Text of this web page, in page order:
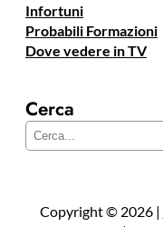
Infortuni
Probabili Formazioni
Dove vedere in TV
Cerca
Copyright © 2026 |